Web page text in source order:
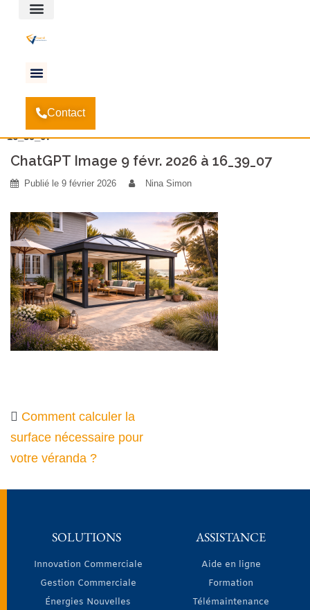
Contact
Accueil-Comment calculer la surface nécessaire
pour votre véranda ?
16_39_07
ChatGPT Image 9 févr. 2026 à 16_39_07
Publié le 9 février 2026 Nina Simon
Comment calculer la
surface nécessaire pour
votre véranda ?
SOLUTIONS
Innovation Commerciale
Gestion Commerciale
Énergies Nouvelles
ASSISTANCE
Aide en ligne
Formation
Télémaintenance